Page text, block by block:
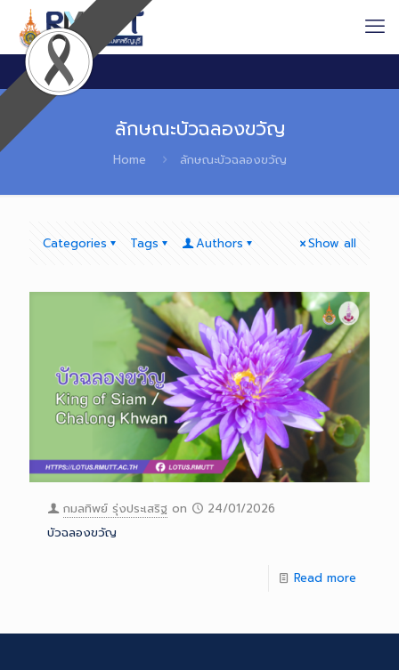
ลักษณะบัวฉลองขวัญ
Home ลักษณะบัวฉลองขวัญ
Categories Tags Authors Show all
กมลทิพย์ รุ่งประเสริฐ on
24/01/2026
บัวฉลองขวัญ
Read more